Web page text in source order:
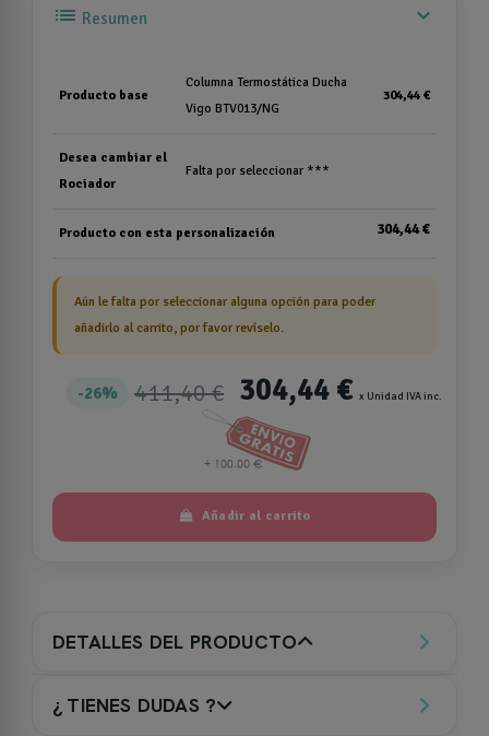
list Resumen expand_more
Producto base
Columna Termostática Ducha
Vigo BTV013/NG
304,44 €
Desea cambiar el
Rociador
Falta por seleccionar ***
Producto con esta personalización 304,44 €
Aún le falta por seleccionar alguna opción para poder
añadirlo al carrito, por favor revíselo.
26% 411,40 € 304,44 € x Unidad IVA inc.
Añadir al carrito
DETALLES DEL PRODUCTO
¿ TIENES DUDAS ?